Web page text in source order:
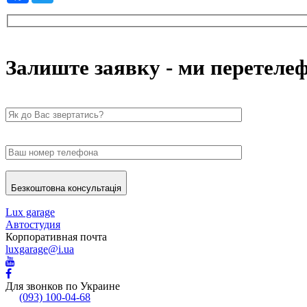
Залиште заявку - ми
Безкоштовна консультація
Lux garage
Автостудия
Корпоративная почта
luxgarage@i.ua
Для звонков по Украине
(093) 100-04-68